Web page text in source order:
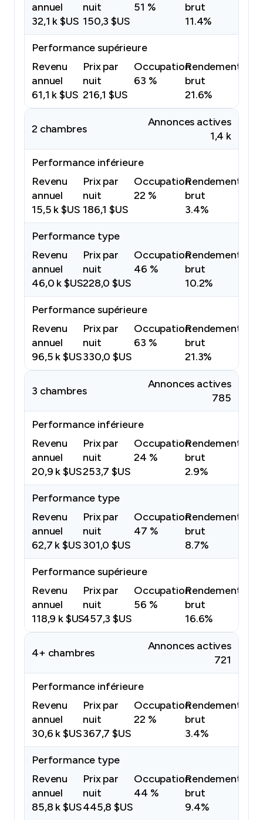
annuel
32,1 k $US
nuit
150,3 $US
51 %
brut
11.4%
Performance supérieure
Revenu
annuel
61,1 k $US
Prix par
nuit
216,1 $US
Occupation
63 %
Rendement
brut
21.6%
2 chambres
Annonces actives
1,4 k
Performance inférieure
Revenu
annuel
15,5 k $US
Prix par
nuit
186,1 $US
Occupation
22 %
Rendement
brut
3.4%
Performance type
Revenu
annuel
46,0 k $US
Prix par
nuit
228,0 $US
Occupation
46 %
Rendement
brut
10.2%
Performance supérieure
Revenu
annuel
96,5 k $US
Prix par
nuit
330,0 $US
Occupation
63 %
Rendement
brut
21.3%
3 chambres
Annonces actives
785
Performance inférieure
Revenu
annuel
20,9 k $US
Prix par
nuit
253,7 $US
Occupation
24 %
Rendement
brut
2.9%
Performance type
Revenu
annuel
62,7 k $US
Prix par
nuit
301,0 $US
Occupation
47 %
Rendement
brut
8.7%
Performance supérieure
Revenu
annuel
118,9 k $US
Prix par
nuit
457,3 $US
Occupation
56 %
Rendement
brut
16.6%
4+ chambres
Annonces actives
721
Performance inférieure
Revenu
annuel
30,6 k $US
Prix par
nuit
367,7 $US
Occupation
22 %
Rendement
brut
3.4%
Performance type
Revenu
annuel
85,8 k $US
Prix par
nuit
445,8 $US
Occupation
44 %
Rendement
brut
9.4%